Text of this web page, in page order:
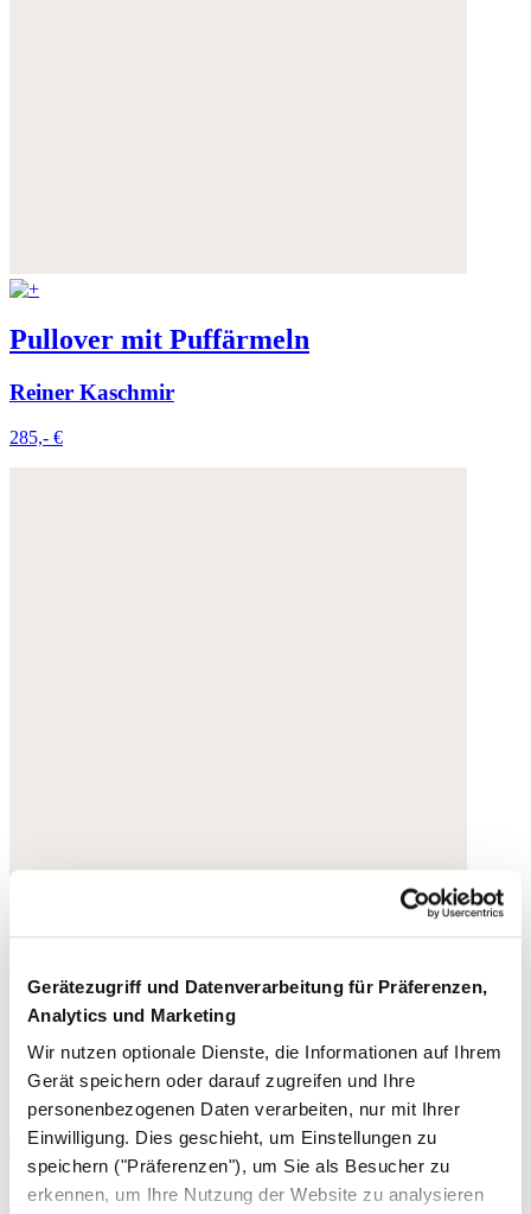
Gerätezugriff und Datenverarbeitung für Präferenzen,
Analytics und Marketing
Wir nutzen optionale Dienste, die Informationen auf Ihrem
Gerät speichern oder darauf zugreifen und Ihre
personenbezogenen Daten verarbeiten, nur mit Ihrer
Einwilligung. Dies geschieht, um Einstellungen zu
speichern ("Präferenzen"), um Sie als Besucher zu
erkennen, um Ihre Nutzung der Website zu analysieren
Pullover mit Puffärmeln
Reiner Kaschmir
285,- €
Sandalen zum Hineinschlüpfen